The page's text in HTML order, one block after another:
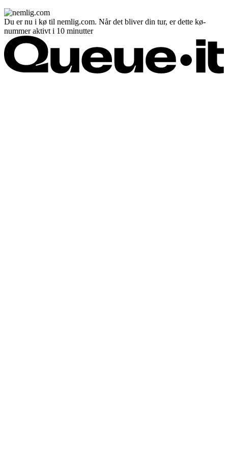
Du er nu i kø til nemlig.com. Når det bliver din tur, er dette kø-
nummer aktivt i 10 minutter